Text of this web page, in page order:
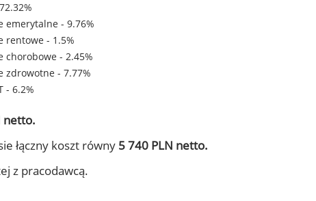
emerytalne - 9.76%
rentowe - 1.5%
chorobowe - 2.45%
zdrowotne - 7.77%
- 6.2%
netto.
łączny koszt równy 5 740 PLN netto.
z pracodawcą.